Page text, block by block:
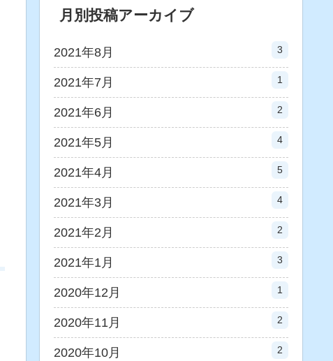
月別投稿アーカイブ
2021年8月 3
2021年7月 1
2021年6月 2
2021年5月 4
2021年4月 5
2021年3月 4
2021年2月 2
2021年1月 3
2020年12月 1
2020年11月 2
2020年10月 2